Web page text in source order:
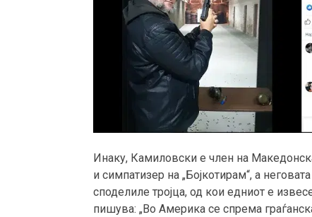
Инаку, Камиловски е член на
и симпатизер на „Бојкотирам“, а неговата
споделиле тројца, од кои едниот е
пишува: „Во Америка се спрема